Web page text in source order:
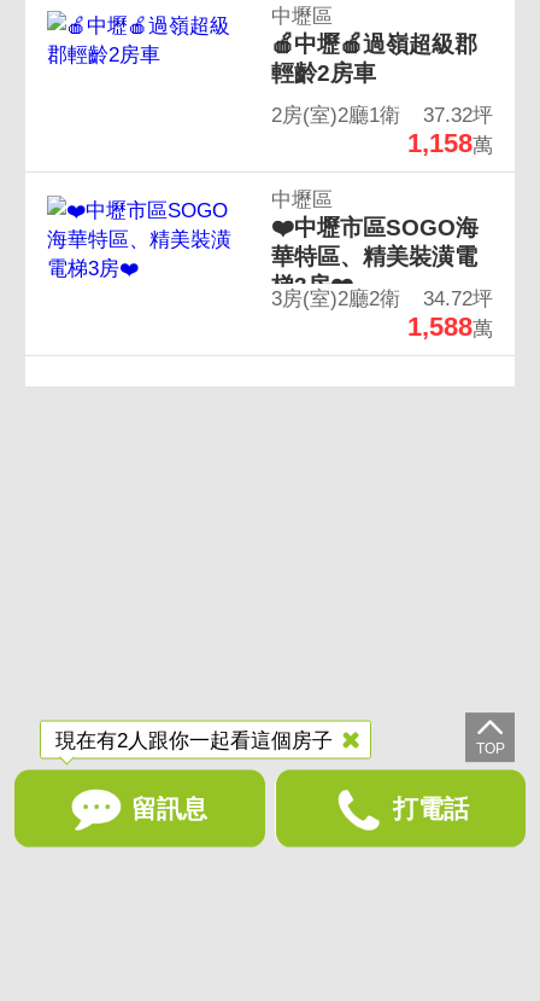
中壢區
🍎中壢🍎過嶺超級郡
輕齡2房車
2房(室)2廳1衛 37.32坪
1,158萬
中壢區
❤️中壢市區SOGO海
華特區、精美裝潢電
梯3房❤️
3房(室)2廳2衛 34.72坪
1,588萬
現在有2人跟你一起看這個房子
留訊息 打電話